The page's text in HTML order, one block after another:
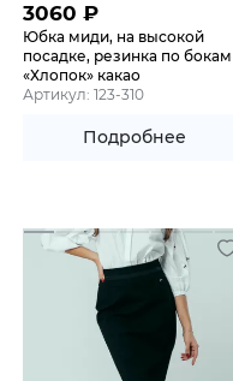
3060 ₽
Юбка миди, на высокой
посадке, резинка по бокам
«Хлопок» какао
Артикул: 123-310
Подробнее